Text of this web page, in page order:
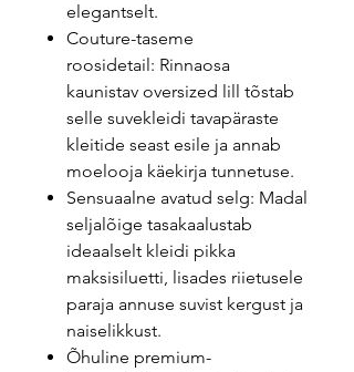
elegantselt.
Couture-taseme
roosidetail: Rinnaosa
kaunistav oversized lill tõstab
selle suvekleidi tavapäraste
kleitide seast esile ja annab
moelooja käekirja tunnetuse.
Sensuaalne avatud selg: Madal
seljalõige tasakaalustab
ideaalselt kleidi pikka
maksisiluetti, lisades riietusele
paraja annuse suvist kergust ja
naiselikkust.
Õhuline premium-